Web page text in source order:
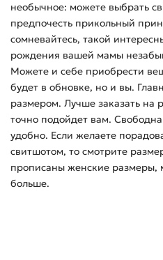
необычное: можете выбрать
предпочесть прикольный
сомневайтесь, такой
рождения вашей мамы
Можете и себе приобрести
будет в обновке, но и вы.
размером. Лучше заказать на
точно подойдет вам.
удобно. Если желаете
свитшотом, то смотрите
прописаны женские размеры,
больше.